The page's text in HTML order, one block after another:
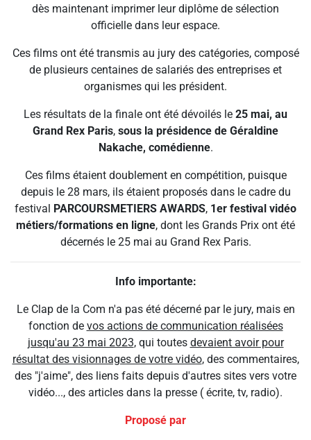
dès maintenant imprimer leur diplôme de sélection
officielle dans leur espace.
Ces films ont été transmis au jury des catégories, composé
de plusieurs centaines de salariés des entreprises et
organismes qui les président.
Les résultats de la finale ont été dévoilés le 25 mai, au
Grand Rex Paris, sous la présidence de Géraldine
Nakache, comédienne.
Ces films étaient doublement en compétition, puisque
depuis le 28 mars, ils étaient proposés dans le cadre du
festival
PARCOURSMETIERS AWARDS, 1er festival vidéo
métiers/formations en ligne, dont les Grands Prix ont été
décernés le 25 mai au Grand Rex Paris.
Info importante:
Le Clap de la Com n'a pas été décerné par le jury, mais en
fonction de vos actions de communication réalisées
jusqu'au 23 mai 2023, qui toutes devaient avoir pour
résultat des visionnages de votre vidéo, des commentaires,
des "j'aime", des liens faits depuis d'autres sites vers votre
vidéo..., des articles dans la presse ( écrite, tv, radio).
Proposé par